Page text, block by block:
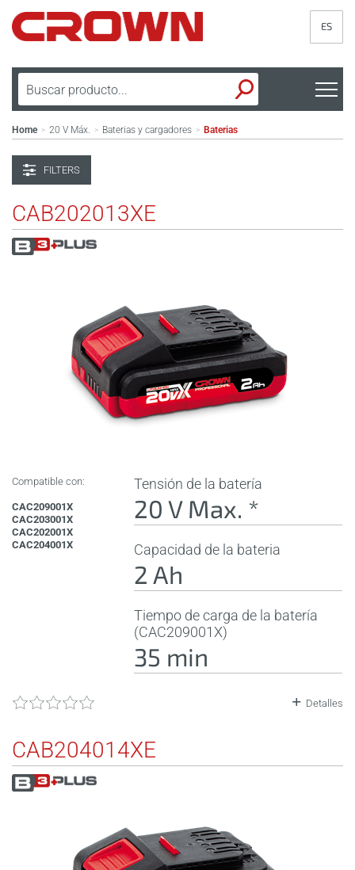
ES
Home > 20 V Máx. > Baterias y cargadores > Baterias
FILTERS
CAB202013XE
Compatible con:
CAC209001X
CAC203001X
CAC202001X
CAC204001X
Tensión de la batería
20 V Max. *
Capacidad de la bateria
2 Ah
Tiempo de carga de la batería
(CAC209001X)
35 min
Detalles
CAB204014XE